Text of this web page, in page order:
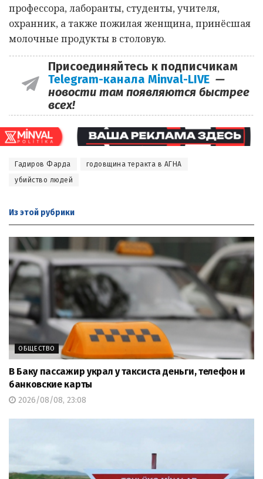
профессора, лаборанты, студенты, учителя,
охранник, а также пожилая женщина, принёсшая
молочные продукты в столовую.
Присоединяйтесь к подписчикам
Telegram-канала Minval-LIVE —
новости там появляются быстрее
всех!
Гадиров Фарда
годовщина теракта в АГНА
убийство людей
Из этой рубрики
ОБЩЕСТВО
В Баку пассажир украл у таксиста деньги, телефон и
банковские карты
2026/08/08, 23:08